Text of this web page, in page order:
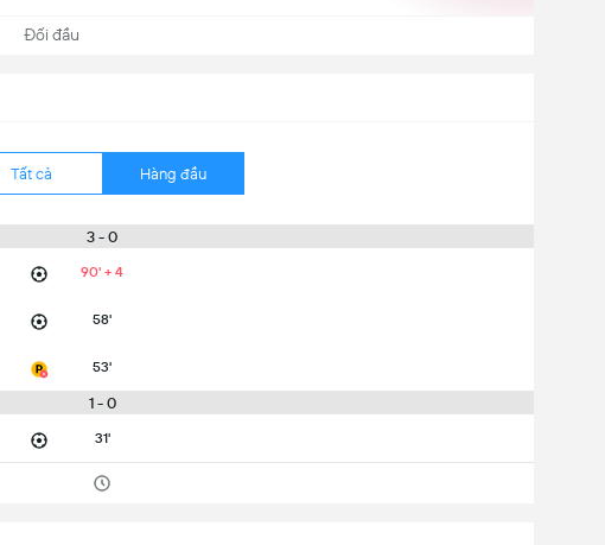
Đối đầu
Tất cả Hàng đầu
3 - 0
90' + 4
58'
53'
1 - 0
31'